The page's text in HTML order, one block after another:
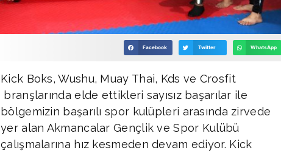
Facebook Twitter WhatsApp
Kick Boks, Wushu, Muay Thai, Kds ve Crosfit
branşlarında elde ettikleri sayısız başarılar ile
bölgemizin başarılı spor kulüpleri arasında zirvede
yer alan Akmancalar Gençlik ve Spor Kulübü
çalışmalarına hız kesmeden devam ediyor. Kick